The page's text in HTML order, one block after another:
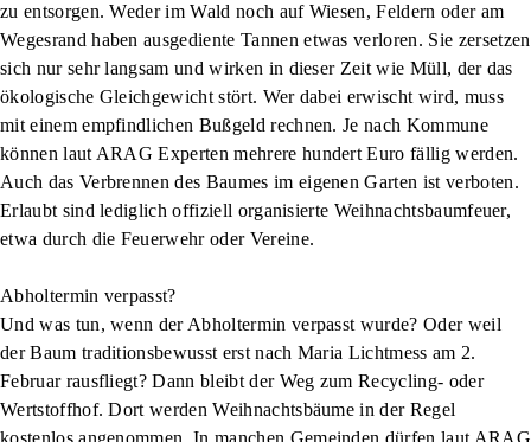
zu entsorgen. Weder im Wald noch auf Wiesen, Feldern oder am
Wegesrand haben ausgediente Tannen etwas verloren. Sie zersetzen
sich nur sehr langsam und wirken in dieser Zeit wie Müll, der das
ökologische Gleichgewicht stört. Wer dabei erwischt wird, muss
mit einem empfindlichen Bußgeld rechnen. Je nach Kommune
können laut ARAG Experten mehrere hundert Euro fällig werden.
Auch das Verbrennen des Baumes im eigenen Garten ist verboten.
Erlaubt sind lediglich offiziell organisierte Weihnachtsbaumfeuer,
etwa durch die Feuerwehr oder Vereine.
Abholtermin verpasst?
Und was tun, wenn der Abholtermin verpasst wurde? Oder weil
der Baum traditionsbewusst erst nach Maria Lichtmess am 2.
Februar rausfliegt? Dann bleibt der Weg zum Recycling- oder
Wertstoffhof. Dort werden Weihnachtsbäume in der Regel
kostenlos angenommen. In manchen Gemeinden dürfen laut ARAG